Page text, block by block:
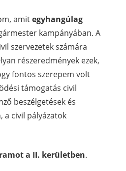
amitegyhangúlag
kampányában. A
szervezetek számára
részeredmények ezek,
fontos szerepem volt
támogatás civil
beszélgetések és
civil pályázatok
a II. kerületben.